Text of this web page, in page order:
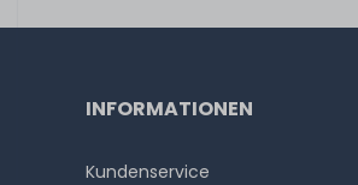
INFORMATIONEN
Kundenservice